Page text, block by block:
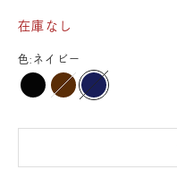
在庫なし
色:ネイビー
ブラックダークブラウン
ネイビー